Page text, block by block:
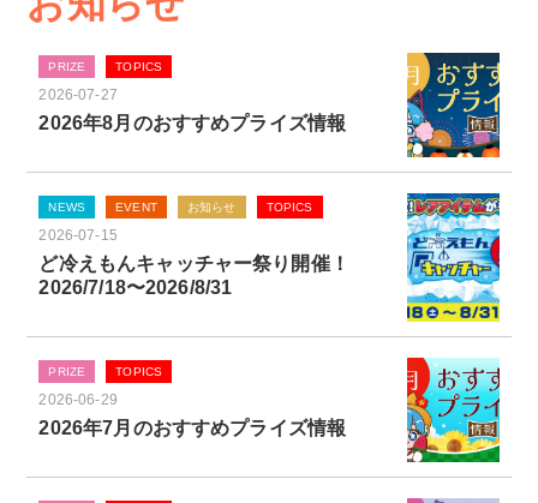
PRIZE TOPICS
2026-07-27
2026年8月のおすすめプライズ情報
NEWS EVENT お知らせ TOPICS
2026-07-15
ど冷えもんキャッチャー祭り開催！
2026/7/18〜2026/8/31
PRIZE TOPICS
2026-06-29
2026年7月のおすすめプライズ情報